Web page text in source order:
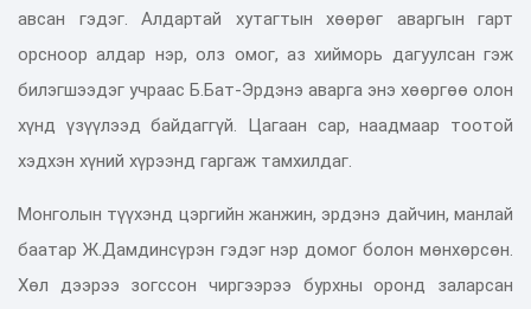
авсан гэдэг. Алдартай хутагтын хөөрөг аваргын гарт
орсноор алдар нэр, олз омог, аз хийморь дагуулсан гэж
билэгшээдэг учраас Б.Бат-Эрдэнэ аварга энэ хөөргөө олон
хүнд үзүүлээд байдаггүй. Цагаан сар, наадмаар тоотой
хэдхэн хүний хүрээнд гаргаж тамхилдаг.
Монголын түүхэнд цэргийн жанжин, эрдэнэ дайчин, манлай
баатар Ж.Дамдинсүрэн гэдэг нэр домог болон мөнхөрсөн.
Хөл дээрээ зогссон чиргээрээ бурхны оронд заларсан